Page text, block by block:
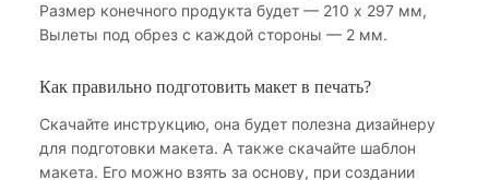
Размер конечного продукта будет — 210 х 297 мм,
Вылеты под обрез с каждой стороны — 2 мм.
Как правильно подготовить макет в печать?
Скачайте инструкцию, она будет полезна дизайнеру
для подготовки макета. А также скачайте шаблон
макета. Его можно взять за основу, при создании